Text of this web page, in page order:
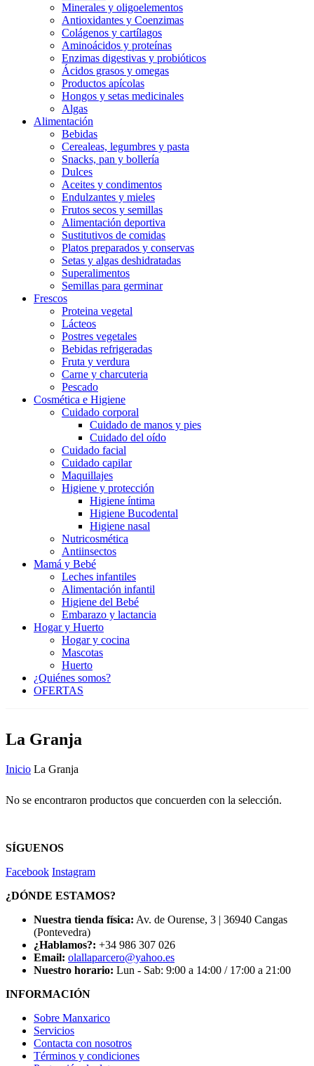
Minerales y oligoelementos
Antioxidantes y Coenzimas
Colágenos y cartílagos
Aminoácidos y proteínas
Enzimas digestivas y probióticos
Ácidos grasos y omegas
Productos apícolas
Hongos y setas medicinales
Algas
Alimentación
Bebidas
Cerealeas, legumbres y pasta
Snacks, pan y bollería
Dulces
Aceites y condimentos
Endulzantes y mieles
Frutos secos y semillas
Alimentación deportiva
Sustitutivos de comidas
Platos preparados y conservas
Setas y algas deshidratadas
Superalimentos
Semillas para germinar
Frescos
Proteina vegetal
Lácteos
Postres vegetales
Bebidas refrigeradas
Fruta y verdura
Carne y charcuteria
Pescado
Cosmética e Higiene
Cuidado corporal
Cuidado de manos y pies
Cuidado del oído
Cuidado facial
Cuidado capilar
Maquillajes
Higiene y protección
Higiene íntima
Higiene Bucodental
Higiene nasal
Nutricosmética
Antiinsectos
Mamá y Bebé
Leches infantiles
Alimentación infantil
Higiene del Bebé
Embarazo y lactancia
Hogar y Huerto
Hogar y cocina
Mascotas
Huerto
¿Quiénes somos?
OFERTAS
La Granja
Inicio La Granja
No se encontraron productos que concuerden con la selección.
SÍGUENOS
Facebook Instagram
¿DÓNDE ESTAMOS?
Nuestra tienda física: Av. de Ourense, 3 | 36940 Cangas
(Pontevedra)
¿Hablamos?: +34 986 307 026
Email: olallaparcero@yahoo.es
Nuestro horario: Lun - Sab: 9:00 a 14:00 / 17:00 a 21:00
INFORMACIÓN
Sobre Manxarico
Servicios
Contacta con nosotros
Términos y condiciones